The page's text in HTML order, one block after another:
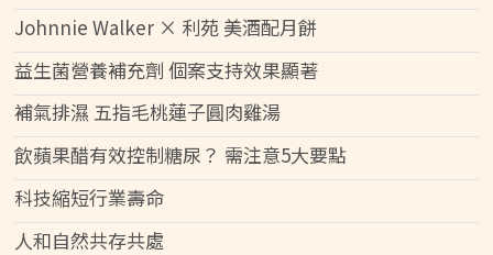
Johnnie Walker × 利苑 美酒配月餅
益生菌營養補充劑 個案支持效果顯著
補氣排濕 五指毛桃蓮子圓肉雞湯
飲蘋果醋有效控制糖尿？ 需注意5大要點
科技縮短行業壽命
人和自然共存共處